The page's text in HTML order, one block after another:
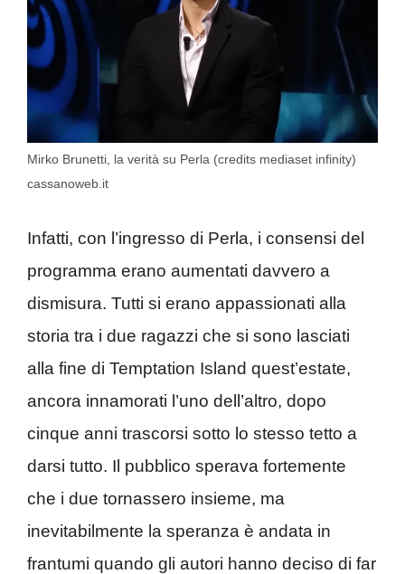
Mirko Brunetti, la verità su Perla (credits mediaset infinity)
cassanoweb.it
Infatti, con l’ingresso di Perla, i consensi del
programma erano aumentati davvero a
dismisura. Tutti si erano appassionati alla
storia tra i due ragazzi che si sono lasciati
alla fine di Temptation Island quest’estate,
ancora innamorati l’uno dell’altro, dopo
cinque anni trascorsi sotto lo stesso tetto a
darsi tutto. Il pubblico sperava fortemente
che i due tornassero insieme, ma
inevitabilmente la speranza è andata in
frantumi quando gli autori hanno deciso di far